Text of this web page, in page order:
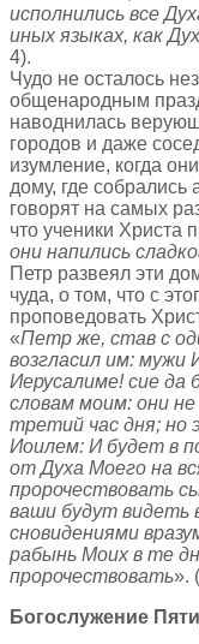
исполнились все
иных языках, как
4).
Чудо не осталось
общенародным
наводнилась
городов и даже
изумление, когда
дому, где
говорят на самых
что ученики Христа
они напились
Петр развеял эти
чуда, о том, что с
проповедовать
«Петр же, став с
возгласил им: мужи
Иерусалиме! сие да
словам моим: они
третий час дня; но
Иоилем: И будет в
от Духа Моего на
пророчествовать
ваши будут видеть
сновидениями
рабынь Моих в те
пророчествовать».
Богослужение